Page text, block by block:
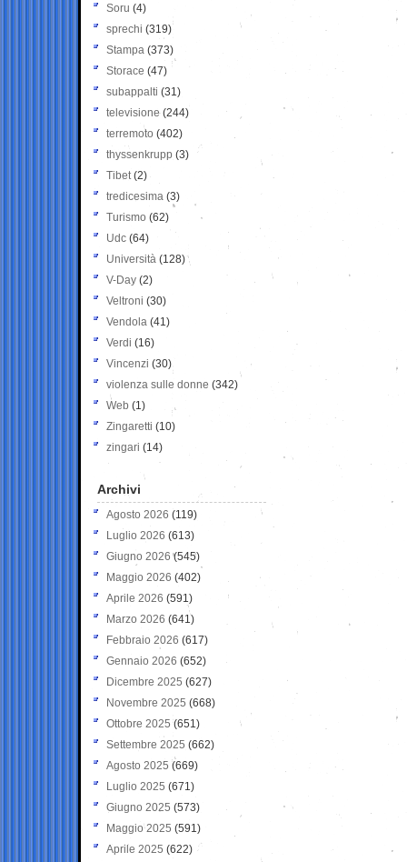
Soru (4)
sprechi (319)
Stampa (373)
Storace (47)
subappalti (31)
televisione(244)
terremoto (402)
thyssenkrupp (3)
Tibet(2)
tredicesima (3)
Turismo (62)
Udc (64)
Università (128)
V-Day (2)
Veltroni (30)
Vendola (41)
Verdi (16)
Vincenzi (30)
violenza sulle donne (342)
Web (1)
Zingaretti (10)
zingari (14)
Archivi
Agosto 2026 (119)
Luglio 2026 (613)
Giugno 2026 (545)
Maggio 2026 (402)
Aprile 2026 (591)
Marzo 2026 (641)
Febbraio 2026 (617)
Gennaio 2026 (652)
Dicembre 2025 (627)
Novembre 2025 (668)
Ottobre 2025 (651)
Settembre 2025 (662)
Agosto 2025 (669)
Luglio 2025 (671)
Giugno 2025 (573)
Maggio 2025 (591)
Aprile 2025 (622)